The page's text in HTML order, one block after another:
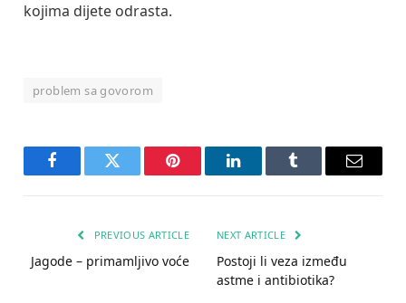
kojima dijete odrasta.
problem sa govorom
FacebookTwitter Pinterest LinkedInTumblr Email
PREVIOUS ARTICLE
Jagode – primamljivo voće
NEXT ARTICLE
Postoji li veza između
astme i antibiotika?